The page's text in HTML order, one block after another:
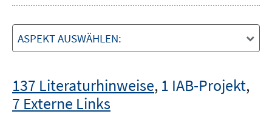
ASPEKT AUSWÄHLEN:
137 Literaturhinweise, 1 IAB-Projekt,
7 Externe Links